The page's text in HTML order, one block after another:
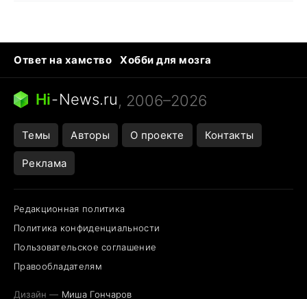
Ответ на хамство
Хобби для мозга
Бензин 100 и 95
Тунцы в океанариуме
Следующая пандемия
Hi-News.ru, 2006–2026
Темы Авторы О проекте Контакты
Реклама
Редакционная политика
Политика конфиденциальности
Пользовательское соглашение
Правообладателям
Дизайн — Миша Гончаров